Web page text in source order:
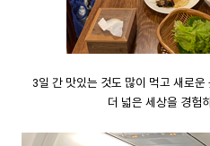
3일 간 맛있는 것도 많이 먹고 새로
더 넓은 세상을 경험